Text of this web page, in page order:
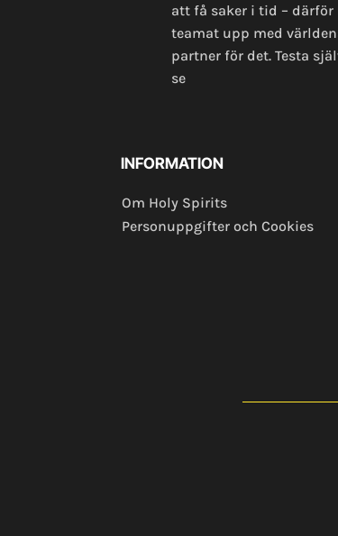
att få saker i tid – därför
teamat upp med
partner för det. Testa
se
INFORMATION
Om Holy Spirits
Personuppgifter och Cookies